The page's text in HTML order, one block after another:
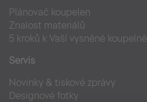
Plánovač koupelen
Znalost materiálů
5 kroků k Vaší vysněné koupelně
Servis
Novinky & tiskové zprávy
Designové fotky